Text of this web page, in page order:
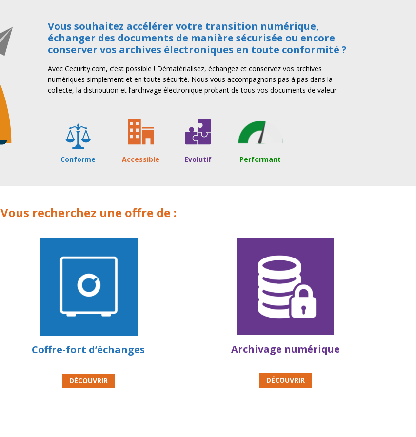
Vous souhaitez accélérer votre transition numérique,
échanger des documents de manière sécurisée ou encore
conserver vos archives électroniques en toute conformité ?
Avec Cecurity.com, c’est possible ! Dématérialisez, échangez et conservez vos archives
numériques simplement et en toute sécurité. Nous vous accompagnons pas à pas dans la
collecte, la distribution et l’archivage électronique probant de tous vos documents de valeur.
Conforme Accessible Evolutif Performant
Vous recherchez une offre de :
Coffre-fort d’échanges
DÉCOUVRIR
Archivage numérique
DÉCOUVRIR